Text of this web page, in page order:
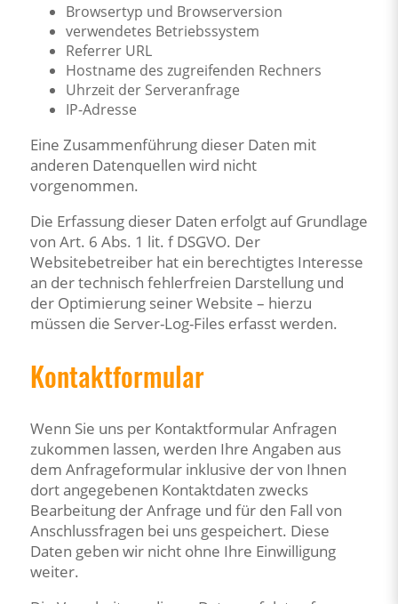
Browsertyp und Browserversion
verwendetes Betriebssystem
Referrer URL
Hostname des zugreifenden Rechners
Uhrzeit der Serveranfrage
IP-Adresse
Eine Zusammenführung dieser Daten mit
anderen Datenquellen wird nicht
vorgenommen.
Die Erfassung dieser Daten erfolgt auf Grundlage
von Art. 6 Abs. 1 lit. f DSGVO. Der
Websitebetreiber hat ein berechtigtes Interesse
an der technisch fehlerfreien Darstellung und
der Optimierung seiner Website – hierzu
müssen die Server-Log-Files erfasst werden.
Kontaktformular
Wenn Sie uns per Kontaktformular Anfragen
zukommen lassen, werden Ihre Angaben aus
dem Anfrageformular inklusive der von Ihnen
dort angegebenen Kontaktdaten zwecks
Bearbeitung der Anfrage und für den Fall von
Anschlussfragen bei uns gespeichert. Diese
Daten geben wir nicht ohne Ihre Einwilligung
weiter.